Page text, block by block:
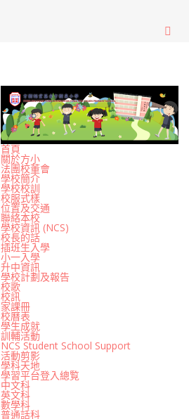
首頁
關於方小
法團校董會
學校簡介
學校校訓
校服式樣
位置及交通
聯絡本校
學校資訊 (NCS)
校長的話
插班生入學
小一入學
升中資訊
學校計劃及報告
校歌
校訊
家課冊
校曆表
學生成就
訓輔活動
NCS Student School Support
活動剪影
學科天地
學習平台登入總覧
中文科
英文科
數學科
普通話科